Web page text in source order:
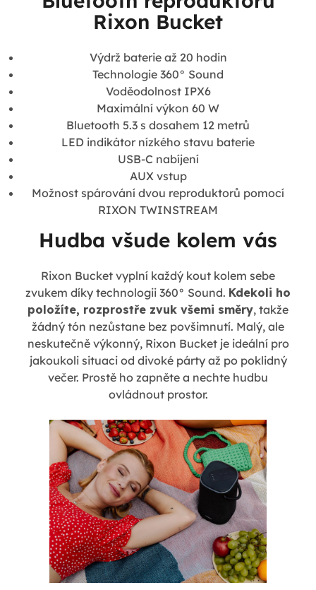
Rixon Bucket
Výdrž baterie až 20 hodin
Technologie 360° Sound
Voděodolnost IPX6
Maximální výkon 60 W
Bluetooth 5.3 s dosahem 12 metrů
LED indikátor nízkého stavu baterie
USB-C nabíjení
AUX vstup
Možnost spárování dvou reproduktorů pomocí
RIXON TWINSTREAM
Hudba všude kolem vás
Rixon Bucket vyplní každý kout kolem sebe
zvukem díky technologii 360° Sound. Kdekoli ho
položíte, rozprostře zvuk všemi směry, takže
žádný tón nezůstane bez povšimnutí. Malý, ale
neskutečně výkonný, Rixon Bucket je ideální pro
jakoukoli situaci od divoké párty až po poklidný
večer. Prostě ho zapněte a nechte hudbu
ovládnout prostor.